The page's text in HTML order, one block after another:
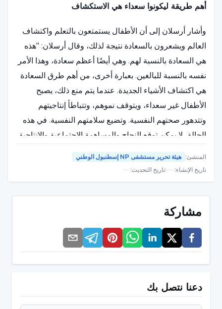
أهم طريقة ليكونوا سعداء هي الاستكشاف
وأشار أرسلان إلى أن الأطفال يستمتعون بالتعلم واكتشاف
العالم ويشعرون بالسعادة نتيجة لذلك، وقال أرسلان: "هذه
هي السعادة بالنسبة لهم. وهي أيضًا أعظم سعادة، وهذا الأمر
نفسه بالنسبة للبالغين. بعبارة أخرى، من أهم طرق السعادة
هي اكتشاف الأشياء الجديدة. عندما يتم منع ذلك، يصبح
الأطفال غير سعداء، ويتوقف نموهم، وتتباطأ إنتاجيتهم
وتتدهور صحتهم النفسية. وتضيع سلامتهم النفسية. في هذه
الحالة، لا يمكن توقع النجاح والمساهمة الاجتماعية والإنتاجية
من الطفل. لذلك، من المهم أن يكون الأطفال سعداء وأن يتم
الحفاظ على عفويتهم. وينبغي القضاء على كل ما يمنع ذلك".
بدون وعي من الاستكشاف، وقالت: "كيف يمنعون ذلك؟ إنهم
يتوقعون من الطفل أن يقوم بأشياء فوق طاقته، أي أنهم
يتوقعون من الطفل أن يقوم بأشياء في مستوى أعلى من
دون أن يأخذوا مستويات نمو الطفل على محمل الجد. هذا
الوضع يزيد من القلق لدى الطفل، ويضر بثقته بنفسه
منع الطفل من الإضرار بثقته بنفسه
المنشئ: هيئة تحرير مستشفى NP إسطنبول الوطني
تاريخ الإنشاء:
|تاريخ التحديث:
مشاركة
دعنا نتصل بك